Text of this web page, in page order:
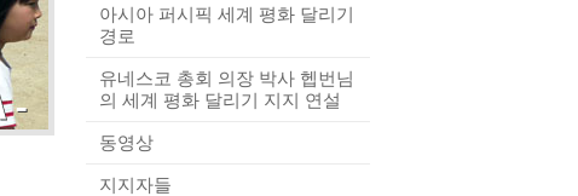
아시아 퍼시픽 세계 평화 달리기
경로
유네스코 총회 의장 박사 헵번님
의 세계 평화 달리기 지지 연설
동영상
지지자들